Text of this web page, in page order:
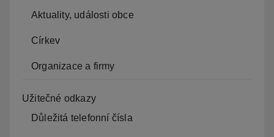
Aktuality, události obce
Církev
Organizace a firmy
Užitečné odkazy
Důležitá telefonní čísla